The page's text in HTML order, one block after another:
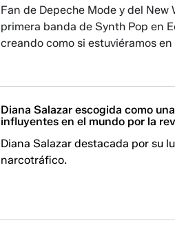
Fan de Depeche Mode y del
primera banda de Synth Pop en
creando como si estuviéramos en
Diana Salazar escogida como
influyentes en el mundo por la
Diana Salazar destacada por su
narcotráfico.